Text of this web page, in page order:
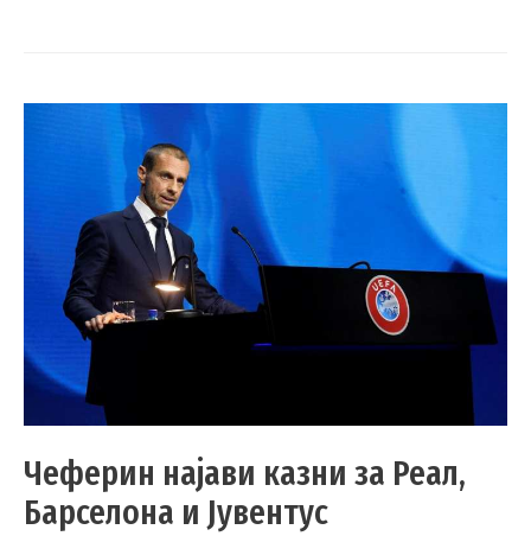
Чеферин најави казни за Реал,
Барселона и Јувентус